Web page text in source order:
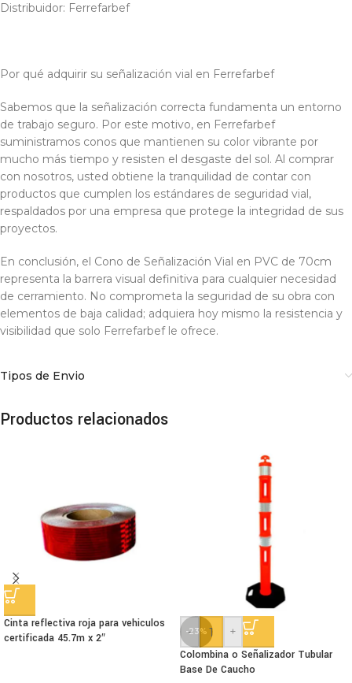
Distribuidor: Ferrefarbef
Por qué adquirir su señalización vial en Ferrefarbef
Sabemos que la señalización correcta fundamenta un entorno
de trabajo seguro. Por este motivo, en Ferrefarbef
suministramos conos que mantienen su color vibrante por
mucho más tiempo y resisten el desgaste del sol. Al comprar
con nosotros, usted obtiene la tranquilidad de contar con
productos que cumplen los estándares de seguridad vial,
respaldados por una empresa que protege la integridad de sus
proyectos.
En conclusión, el Cono de Señalización Vial en PVC de 70cm
representa la barrera visual definitiva para cualquier necesidad
de cerramiento. No comprometa la seguridad de su obra con
elementos de baja calidad; adquiera hoy mismo la resistencia y
visibilidad que solo Ferrefarbef le ofrece.
Tipos de Envio
Productos relacionados
Cinta reflectiva roja para vehiculos
certificada 45.7m x 2″
-23%
-
+
Colombina o Señalizador Tubular
Base De Caucho